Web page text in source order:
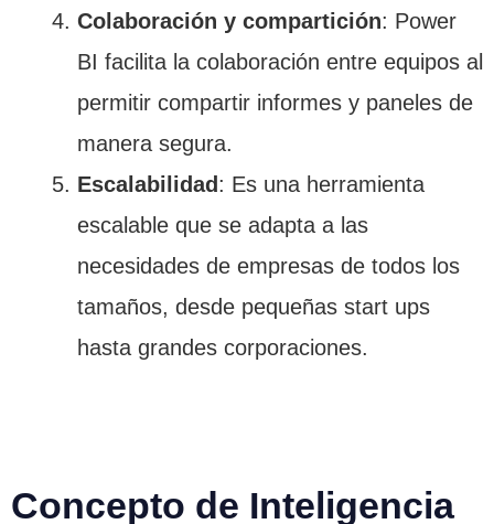
Colaboración y compartición: Power
BI facilita la colaboración entre equipos al
permitir compartir informes y paneles de
manera segura.
Escalabilidad: Es una herramienta
escalable que se adapta a las
necesidades de empresas de todos los
tamaños, desde pequeñas start ups
hasta grandes corporaciones.
Concepto de Inteligencia